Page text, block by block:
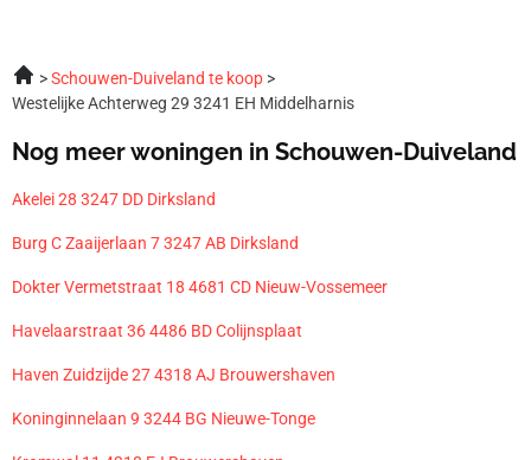
Schouwen-Duiveland te koop
Westelijke Achterweg 29 3241 EH Middelharnis
Nog meer woningen in Schouwen-Duiveland
Akelei 28 3247 DD Dirksland
Burg C Zaaijerlaan 7 3247 AB Dirksland
Dokter Vermetstraat 18 4681 CD Nieuw-Vossemeer
Havelaarstraat 36 4486 BD Colijnsplaat
Haven Zuidzijde 27 4318 AJ Brouwershaven
Koninginnelaan 9 3244 BG Nieuwe-Tonge